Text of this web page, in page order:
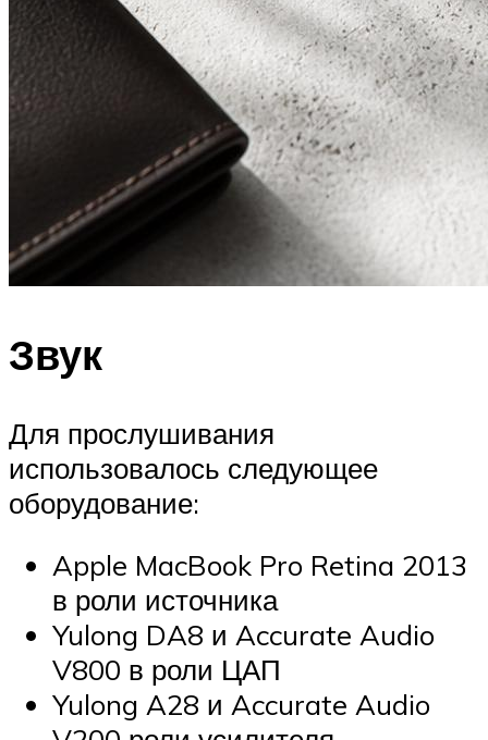
Звук
Для прослушивания
использовалось следующее
оборудование:
Apple MacBook Pro Retina 2013
в роли источника
Yulong DA8 и Accurate Audio
V800 в роли ЦАП
Yulong A28 и Accurate Audio